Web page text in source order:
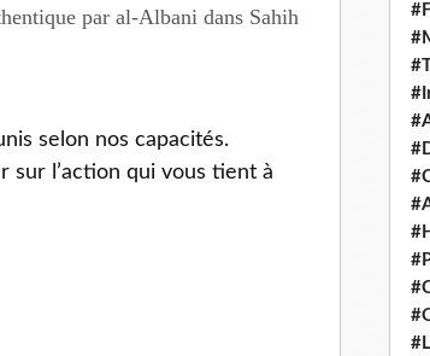
par al-Albani dans Sahih
selon nos capacités.
sur l’action qui vous tient à